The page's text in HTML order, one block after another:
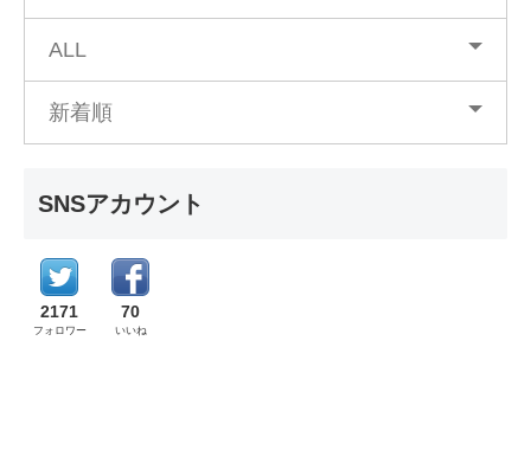
ALL
新着順
SNSアカウント
2171
フォロワー
70
いいね